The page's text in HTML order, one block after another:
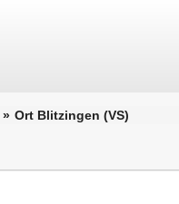
Ort Blitzingen (VS)